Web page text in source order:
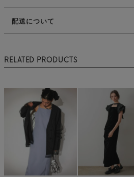
配送について
RELATED PRODUCTS